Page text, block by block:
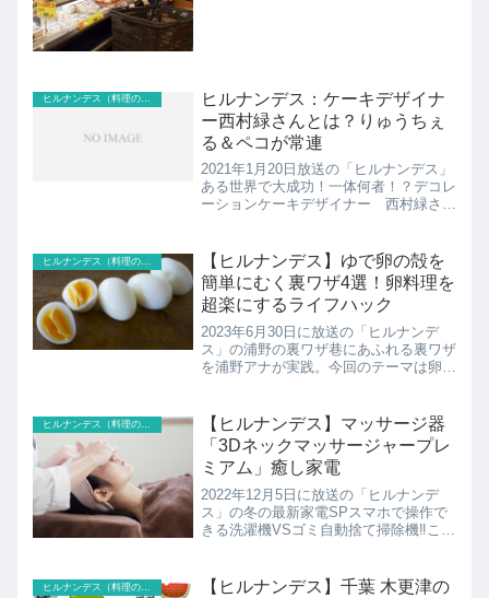
ヒルナンデス（料理のレシピ以外）
ヒルナンデス：ケーキデザイナ
ー西村緑さんとは？りゅうちぇ
る＆ペコが常連
2021年1月20日放送の「ヒルナンデス」
ある世界で大成功！一体何者！？デコレ
ーションケーキデザイナー 西村緑さん
ヒルナンデス（料理のレシピ以外）
【ヒルナンデス】ゆで卵の殻を
簡単にむく裏ワザ4選！卵料理を
超楽にするライフハック
2023年6月30日に放送の「ヒルナンデ
ス」の浦野の裏ワザ巷にあふれる裏ワザ
を浦野アナが実践。今回のテーマは卵調
す！
ヒルナンデス（料理のレシピ以外）
【ヒルナンデス】マッサージ器
「3Dネックマッサージャープレ
ミアム」癒し家電
2022年12月5日に放送の「ヒルナンデ
ス」の冬の最新家電SPスマホで操作で
きる洗濯機VSゴミ自動捨て掃除機‼こち
ム」の紹介です！
【ヒルナンデス】千葉 木更津の